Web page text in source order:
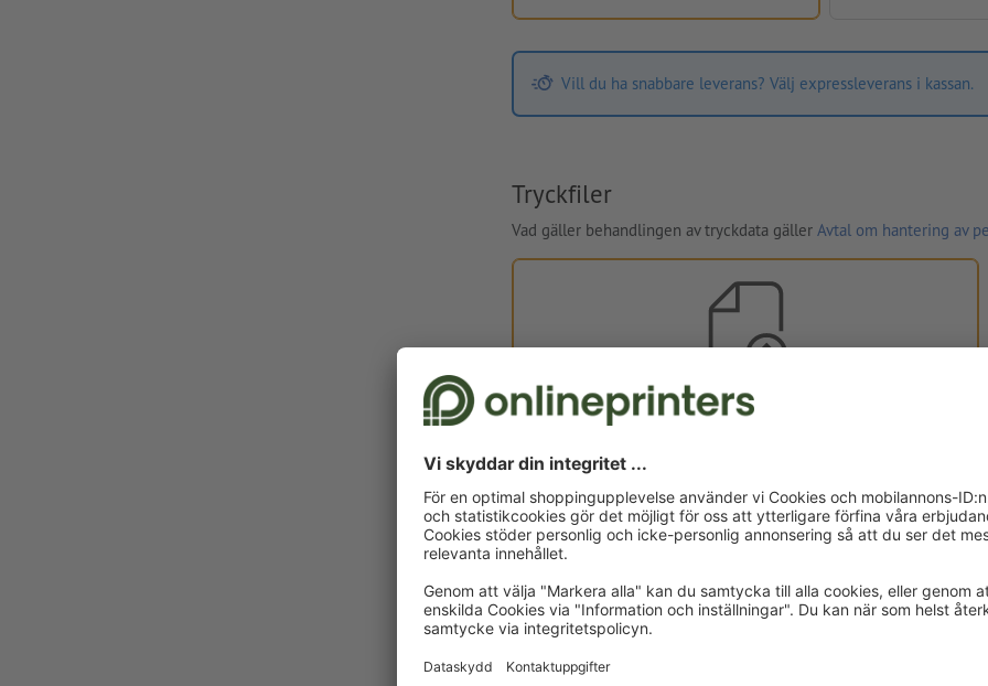
Vill du ha snabbare leverans? Välj expressleverans i kassan.
Tryckfiler
Vad gäller behandlingen av tryckdata gäller Avtal om hantering av
Egna tryckdata
Du kan ladda upp dina tryckdata före eller efter köpet.
Ladda upp nu
Levereras cirka: